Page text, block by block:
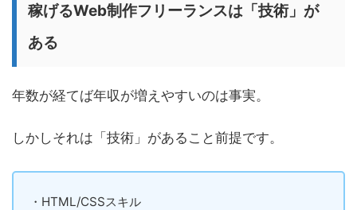
稼げるWeb制作フリーランスは「技術」が
ある
年数が経てば年収が増えやすいのは事実。
しかしそれは「技術」があること前提です。
・HTML/CSSスキル